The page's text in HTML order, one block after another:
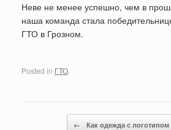
Неве не менее успешно, чем в
наша команда стала
ГТО в Грозном.
Posted in ГТО
← Как одежда с